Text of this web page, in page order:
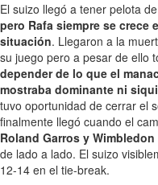
El suizo llegó a tener pelota
pero Rafa siempre se
situación. Llegaron a la
su juego pero a pesar de ello
depender de lo que el
mostraba dominante ni
tuvo oportunidad de cerrar el
finalmente llegó cuando el
Roland Garros y Wimbledon
de lado a lado. El suizo
12-14 en el tie-break.